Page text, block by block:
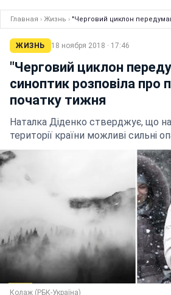
Главная › Жизнь › "Черговий циклон
ЖИЗНЬ 18 ноября 2018 · 17:46
"Черговий циклон
синоптик розповіла про
початку тижня
Наталка Діденко стверджує, що на
території країни можливі сильні
Колаж (РБК-Україна)